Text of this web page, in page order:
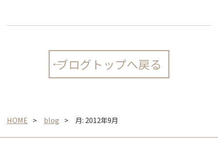
ブログトップへ戻る
HOME blog 月: 2012年9月